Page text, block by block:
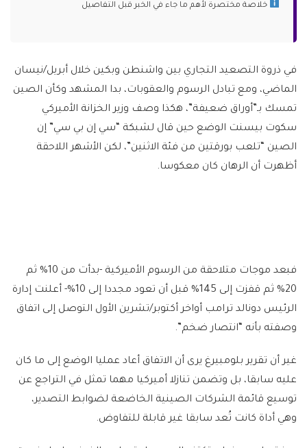
خلاصة مختصرة لأهم ما جاء في الخبر قبل التفاصيل
في ذروة التصعيد التجاري بين واشنطن وبكين خلال أبريل/نيسان
الماضي، ومع تبادل الرسوم والعقوبات، بدا المشهد وكأن الصين
تمسك بـ”أوراق ضعيفة”، هكذا وصف وزير الخزانة الأميركي
سكوت بيسنت الوضع حين قال لشبكة “سي إن بي سي” إن
الصين “تلعب بورقتين من فئة الاثنين”، لكن الأشهر اللاحقة
أظهرت أن الرهان كان معكوسا.
فبعد موجات متلاحقة من الرسوم الأميركية -بدأت من 10% ثم
20% ثم قفزت إلى 145% قبل أن تعود مجددا إلى 10%- أعلنت إدارة
الرئيس دونالد ترامب أواخر أكتوبر/تشرين الأول التوصل إلى اتفاق
وصفته بأنه “انتصار ضخم”.
غير أن تقرير بلومبيرغ يرى أن الاتفاق أعاد عمليا الوضع إلى ما كان
عليه سابقا، بل وتضمن تنازلا أميركيا مهما تمثل في التراجع عن
توسيع قائمة الشركات الصينية الخاضعة لضوابط التصدير،
وهي أداة كانت تُعد سابقا غير قابلة للتفاوض.